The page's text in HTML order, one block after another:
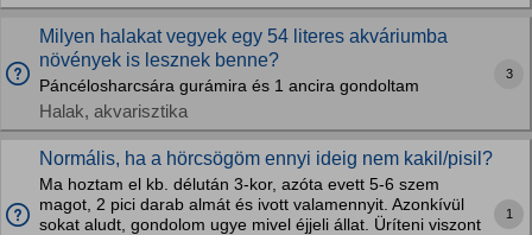
Milyen halakat vegyek egy 54 literes akváriumba
növények is lesznek benne?
Páncélosharcsára gurámira és 1 ancira gondoltam
Halak, akvarisztika
3
Normális, ha a hörcsögöm ennyi ideig nem kakil/pisil?
Ma hoztam el kb. délután 3-kor, azóta evett 5-6 szem
magot, 2 pici darab almát és ivott valamennyit. Azonkívül
sokat aludt, gondolom ugye mivel éjjeli állat. Üríteni viszont
1